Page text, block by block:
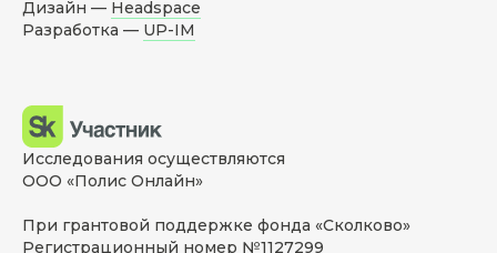
Дизайн — Headspace
Разработка — UP-IM
Исследования осуществляются
ООО «Полис Онлайн»
При грантовой поддержке фонда «Сколково»
Регистрационный номер №1127299